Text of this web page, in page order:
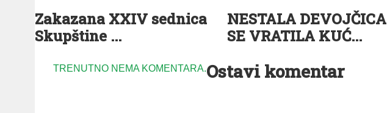
Zakazana XXIV sednica
Skupštine ...
NESTALA DEVOJČICA
SE VRATILA KUĆ...
TRENUTNO NEMA KOMENTARA.Ostavi komentar